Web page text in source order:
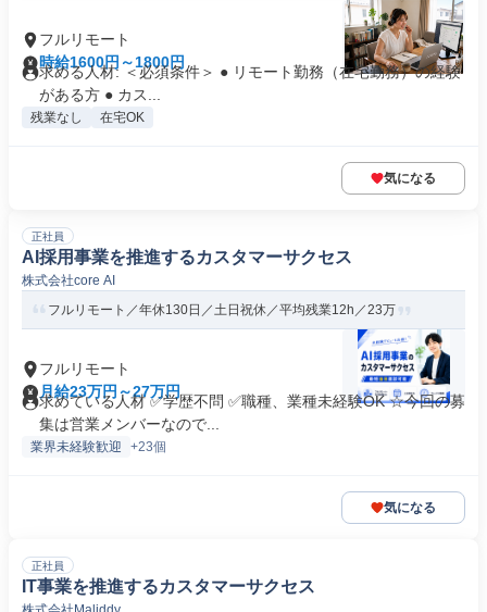
フルリモート
時給1600円～1800円
求める人材: ＜必須条件＞ ● リモート勤務（在宅勤務）の経験
がある方 ● カス...
残業なし 在宅OK
気になる
正社員
AI採用事業を推進するカスタマーサクセス
株式会社core AI
フルリモート／年休130日／土日祝休／平均残業12h／23万
フルリモート
月給23万円～27万円
求めている人材 ✅学歴不問 ✅職種、業種未経験OK ☆今回の募
集は営業メンバーなので...
業界未経験歓迎 +23個
気になる
正社員
IT事業を推進するカスタマーサクセス